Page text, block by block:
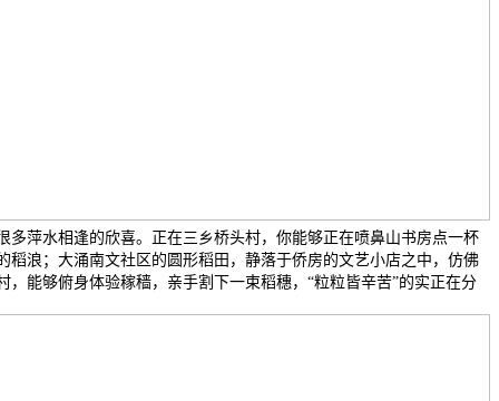
多萍水相逢的欣喜。正在三乡桥头村，你能够正在喷鼻山书房点一杯
稻浪；大涌南文社区的圆形稻田，静落于侨房的文艺小店之中，仿佛
，能够俯身体验稼穑，亲手割下一束稻穗，“粒粒皆辛苦”的实正在分